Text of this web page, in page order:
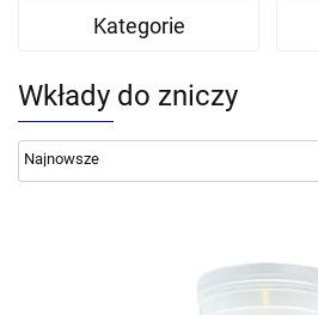
Kategorie
Wkłady do zniczy